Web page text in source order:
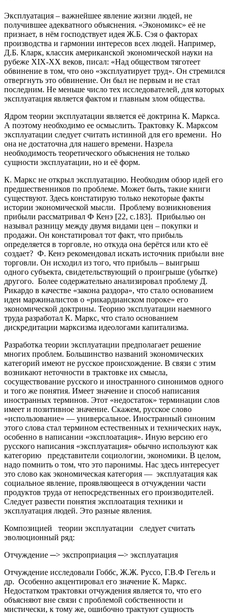
Эксплуатация – важнейшее явление жизни людей, не
получившее адекватного объяснения. «Экономикс» её не
признает, в нём господствует идея Ж.Б. Сэя о факторах
производства и гармонии интересов всех людей. Например,
Д.Б. Кларк, классик американской экономической науки на
рубеже ХIХ-ХХ веков, писал: «Над обществом тяготеет
обвинение в том, что оно «эксплуатирует труд». Он стремился
отвергнуть это обвинение. Он был не первым и не стал
последним. Не меньше число тех исследователей, для которых
эксплуатация является фактом и главным злом общества.
Ядром теории эксплуатации является её доктрина К. Маркса.
А поэтому необходимо ее осмыслить. Трактовку К. Марксом
эксплуатации следует считать истинной для его времени. Но
она не достаточна для нашего времени. Назрела
необходимость теоретического объяснения не только
сущности эксплуатации, но и её форм.
К. Маркс не открыл эксплуатацию. Необходим обзор идей его
предшественников по проблеме. Может быть, такие книги
существуют. Здесь констатирую только некоторые факты
истории экономической мысли. Проблему возникновения
прибыли рассматривал Ф Кенэ [22, с.183]. Прибылью он
называл разницу между двумя видами цен – покупки и
продажи. Он констатировал тот факт, что прибыль
определяется в торговле, но откуда она берётся или кто её
создает? Ф. Кенэ рекомендовал искать источник прибыли вне
торговли. Он исходил из того, что прибыль – выигрыш
одного субъекта, свидетельствующий о проигрыше (убытке)
другого. Более содержательно анализировал проблему Д.
Рикардо в качестве «закона раздора», что стало основанием
идеи маржиналистов о «рикардианском пороке» его
экономической доктрины. Теорию эксплуатации наемного
труда разработал К. Маркс, что стало основанием
дискредитации марксизма идеологами капитализма.
Разработка теории эксплуатации предполагает решение
многих проблем. Большинство названий экономических
категорий имеют не русское происхождение. В связи с этим
возникают неточности в трактовке их смысла,
сосуществование русского и иностранного синонимов одного
и того же понятия. Имеет значение и способ написания
иностранных терминов. Этот «недостаток» терминации слов
имеет и позитивное значение. Скажем, русское слово
«использование» — универсальное. Иностранный синоним
этого слова стал термином естественных и технических наук,
особенно в написании «эксплоатация». Иную версию его
русского написания «эксплуатация» обычно используют как
категорию представители социологии, экономики. В целом,
надо помнить о том, что это паронимы. Нас здесь интересует
это слово как экономическая категория — эксплуатация как
социальное явление, проявляющееся в отчуждении части
продуктов труда от непосредственных его производителей.
Следует развести понятия эксплоатация техники и
эксплуатация людей. Это разные явления.
Композицией теории эксплуатации следует считать
эволюционный ряд:
Отчуждение ─˃ экспроприация ─˃ эксплуатация
Отчуждение исследовали Гоббс, Ж.Ж. Руссо, Г.В.Ф Гегель и
др. Особенно акцентировал его значение К. Маркс.
Недостатком трактовки отчуждения является то, что его
объясняют вне связи с проблемой собственности и
мистически, к тому же, ошибочно трактуют сущность